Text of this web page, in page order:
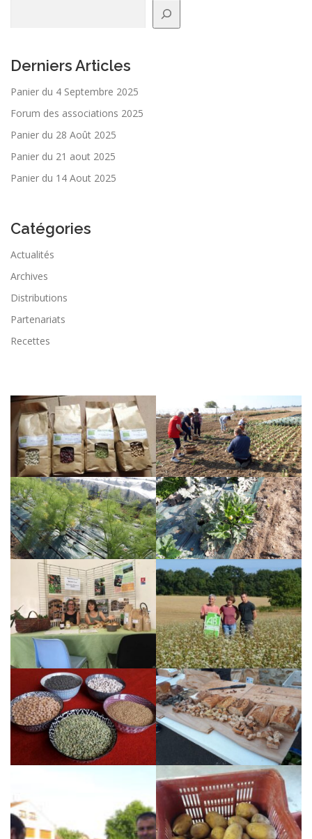
Derniers Articles
Panier du 4 Septembre 2025
Forum des associations 2025
Panier du 28 Août 2025
Panier du 21 aout 2025
Panier du 14 Aout 2025
Catégories
Actualités
Archives
Distributions
Partenariats
Recettes